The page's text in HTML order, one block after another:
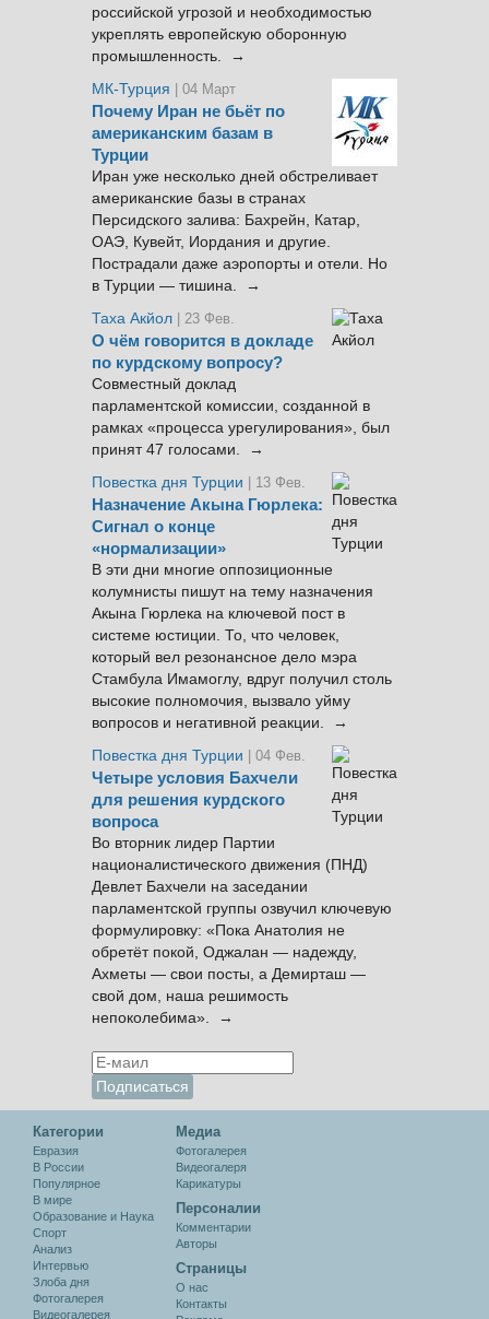
российской угрозой и необходимостью
укреплять европейскую оборонную
промышленность. →
МК-Турция
| 04 Март
Почему Иран не бьёт по
американским базам в
Турции
Иран уже несколько дней обстреливает
американские базы в странах
Персидского залива: Бахрейн, Катар,
ОАЭ, Кувейт, Иордания и другие.
Пострадали даже аэропорты и отели. Но
в Турции — тишина. →
Таха Акйол | 23 Фев.
О чём говорится в докладе
по курдскому вопросу?
Совместный доклад
парламентской комиссии, созданной в
рамках «процесса урегулирования», был
принят 47 голосами. →
Повестка дня Турции
| 13 Фев.
Назначение Акына Гюрлека:
Сигнал о конце
«нормализации»
В эти дни многие оппозиционные
колумнисты пишут на тему назначения
Акына Гюрлека на ключевой пост в
системе юстиции. То, что человек,
который вел резонансное дело мэра
Стамбула Имамоглу, вдруг получил столь
высокие полномочия, вызвало уйму
вопросов и негативной реакции. →
Повестка дня Турции
| 04 Фев.
Четыре условия Бахчели
для решения курдского
вопроса
Во вторник лидер Партии
националистического движения (ПНД)
Девлет Бахчели на заседании
парламентской группы озвучил ключевую
формулировку: «Пока Анатолия не
обретёт покой, Оджалан — надежду,
Ахметы — свои посты, а Демирташ —
свой дом, наша решимость
непоколебима». →
Категории
Евразия
В России
Популярное
В мире
Образование и Наука
Спорт
Анализ
Интервью
Злоба дня
Фотогалерея
Видеогалерея
Медиа
Фотогалерея
Видеогалеря
Карикатуры
Персоналии
Комментарии
Авторы
Cтраницы
О нас
Контакты